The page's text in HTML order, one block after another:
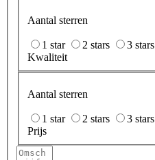
Aantal sterren
1 star 2 stars 3 stars
Kwaliteit
Aantal sterren
1 star 2 stars 3 stars
Prijs